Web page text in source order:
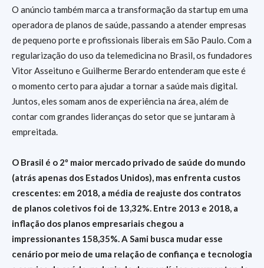
O anúncio também marca a transformação da startup em uma
operadora de planos de saúde, passando a atender empresas
de pequeno porte e profissionais liberais em São Paulo. Com a
regularização do uso da telemedicina no Brasil, os fundadores
Vitor Asseituno e Guilherme Berardo entenderam que este é
o momento certo para ajudar a tornar a saúde mais digital.
Juntos, eles somam anos de experiência na área, além de
contar com grandes lideranças do setor que se juntaram à
empreitada.
O Brasil é o 2º maior mercado privado de saúde do mundo
(atrás apenas dos Estados Unidos), mas enfrenta custos
crescentes: em 2018, a média de reajuste dos contratos
de planos coletivos foi de 13,32%. Entre 2013 e 2018, a
inflação dos planos empresariais chegou a
impressionantes 158,35%. A Sami busca mudar esse
cenário por meio de uma relação de confiança e tecnologia